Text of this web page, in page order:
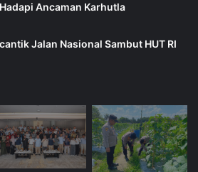
Ancaman Karhutla
Jalan Nasional Sambut HUT RI